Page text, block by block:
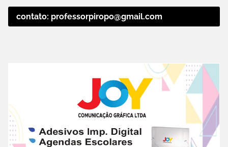
contato: professorpiropo@gmail.com